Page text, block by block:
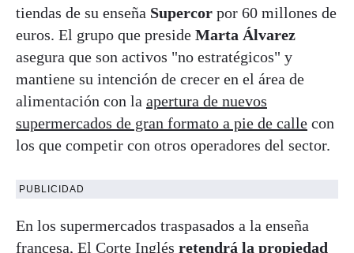
tiendas de su enseña Supercor por 60 millones de
euros. El grupo que preside Marta Álvarez
asegura que son activos "no estratégicos" y
mantiene su intención de crecer en el área de
alimentación con la apertura de nuevos
supermercados de gran formato a pie de calle con
los que competir con otros operadores del sector.
PUBLICIDAD
En los supermercados traspasados a la enseña
francesa, El Corte Inglés retendrá la propiedad